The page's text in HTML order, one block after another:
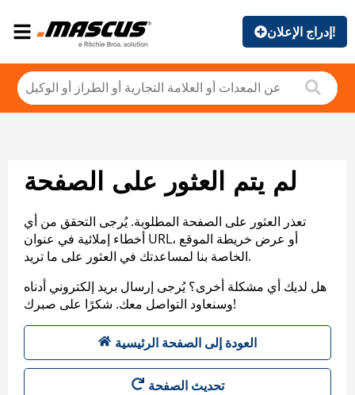
إدراج الإعلان!
لم يتم العثور على الصفحة
تعذر العثور على الصفحة المطلوبة. يُرجى التحقق من أي
أخطاء إملائية في عنوان URL، أو عرض خريطة الموقع
الخاصة بنا لمساعدتك في العثور على ما تريد.
هل لديك أي مشكلة أخرى؟ يُرجى إرسال بريد إلكتروني أدناه
وسنعاود التواصل معك. شكرًا على صبرك!
العودة إلى الصفحة الرئيسية
تحديث الصفحة